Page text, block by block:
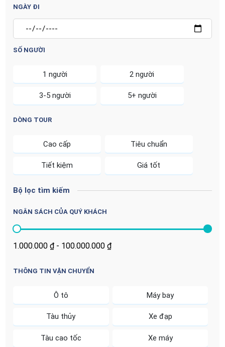
NGÀY ĐI
SỐ NGƯỜI
1 người 2 người
3-5 người 5+ người
DÒNG TOUR
Cao cấp Tiêu chuẩn
Tiết kiệm Giá tốt
Bộ lọc tìm kiếm
NGÂN SÁCH CỦA QUÝ KHÁCH
THÔNG TIN VẬN CHUYỂN
Ô tô Máy bay
Tàu thủy Xe đạp
Tàu cao tốc Xe máy